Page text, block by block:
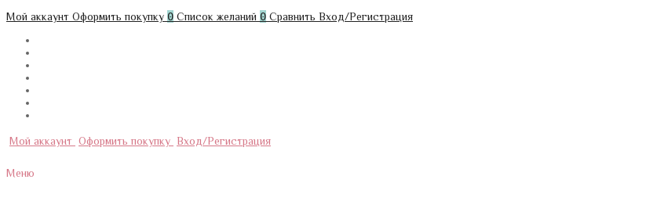
Мой аккаунт Оформить покупку 0 Список желаний 0 Сравнить Вход/Регистрация
Мой аккаунт Оформить покупку Вход/Регистрация
Меню